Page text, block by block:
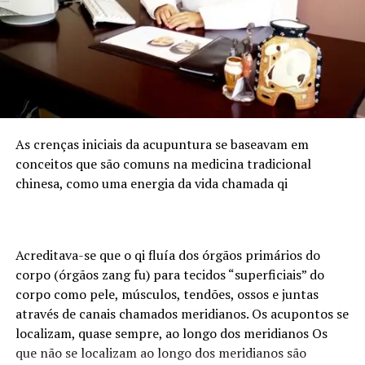
proteína animal, e concentra empresas, cooperativas e
instituições financeiras que demandam cada vez mais
profissionais com esse duplo repertório. O Sul
concentra atualmente 6.683 assessores de investimento
certificados pela ANCORD. É o segundo maior mercado
do país, representando 24,6% do total de profissionais.
Desde 2020, a região experimentou um crescimento de
145% na quantidade de assessores.
Pensando nesse mercado, foi lançada em julho de 2024
que conecta o mercado financeiro à realidade do campo.
Programação
A participação da ANCORD reforça a importância da
capacitação contínua em um mercado em constante
As crenças iniciais da acupuntura se baseavam em
conceitos que são comuns na medicina tradicional
chinesa, como uma energia da vida chamada qi
Acreditava-se que o qi fluía dos órgãos primários do
corpo (órgãos zang fu) para tecidos “superficiais” do
corpo como pele, músculos, tendões, ossos e juntas
através de canais chamados meridianos. Os acupontos se
localizam, quase sempre, ao longo dos meridianos Os
que não se localizam ao longo dos meridianos são